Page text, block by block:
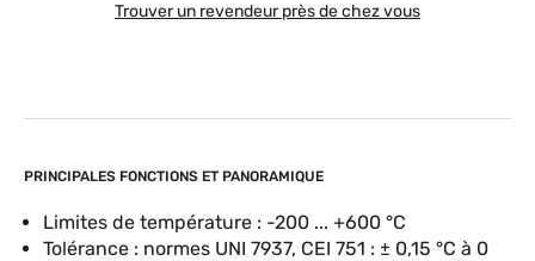
PRINCIPALES FONCTIONS ET PANORAMIQUE
Limites de température : -200 ... +600 °C
Tolérance : normes UNI 7937, CEI 751 : ± 0,15 °C à 0
Trouver un revendeur près de chez vous